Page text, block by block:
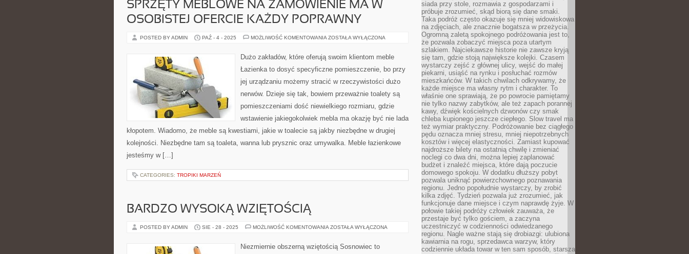
SPRZĘTY MEBLOWE NA ZAMÓWIENIE MA W
OSOBISTEJ OFERCIE KAŻDY POPRAWNY
POSTED BY ADMIN PAŹ - 4 - 2025 MOŻLIWOŚĆ KOMENTOWANIA SPRZĘTY
ZAMÓWIENIE
MA
OSOBISTEJ
KAŻDY
ZOSTAŁA WYŁĄCZONA
Dużo zakładów, które oferują swoim klientom meble
Łazienka to dosyć specyficzne pomieszczenie, bo przy
jej urządzaniu możemy stracić w rzeczywistości dużo
nerwów. Dzieje się tak, bowiem przeważnie toalety są
pomieszczeniami dość niewielkiego rozmiaru, gdzie
wstawienie jakiegokolwiek mebla ma okazję być nie lada
kłopotem. Wiadomo, że meble są kwestiami, jakie w toalecie są jakby niezbędne w drugiej
kolejności. Niezbędne tam są toaleta, wanna lub prysznic oraz umywalka. Meble łazienkowe
jesteśmy w […]
CATEGORIES: TROPIKI MARZEŃ
BARDZO WYSOKĄ WZIĘTOŚCIĄ
POSTED BY ADMIN SIE - 28 - 2025 MOŻLIWOŚĆ KOMENTOWANIA BARDZO
ZOSTAŁA WYŁĄCZONA
Niezmiernie obszerną wziętością Sosnowiec to
siada przy stole, rozmawia z gospodarzami i
próbuje zrozumieć, skąd biorą się dane smaki.
Taka podróż często okazuje się mniej widowiskowa
na zdjęciach, ale znacznie bogatsza w przeżycia.
Ogromną zaletą spokojnego podróżowania jest to,
że pozwala zobaczyć miejsca poza utartym
szlakiem. Najciekawsze historie nie zawsze kryją
się tam, gdzie stoją największe kolejki. Czasem
wystarczy zejść z głównej ulicy, wejść do małej
piekarni, usiąść na rynku i posłuchać rozmów
mieszkańców. W takich chwilach odkrywamy, że
każde miejsce ma własny rytm i charakter. To
właśnie one sprawiają, że po powrocie pamiętamy
nie tylko nazwy zabytków, ale też zapach porannej
kawy, dźwięk kościelnych dzwonów czy smak
chleba kupionego jeszcze ciepłego. Slow travel ma
też wymiar praktyczny. Podróżowanie bez ciągłego
pędu oznacza mniej stresu, mniej niepotrzebnych
kosztów i więcej elastyczności. Zamiast kupować
najdroższe bilety na ostatnią chwilę i zmieniać
noclegi co dwa dni, można lepiej zaplanować
budżet i znaleźć miejsca, które dają poczucie
domowego spokoju. W dodatku dłuższy pobyt
pozwala uniknąć powierzchownego poznawania
regionu. Jedno popołudnie wystarczy, by zrobić
kilka zdjęć. Tydzień pozwala już zrozumieć, jak
funkcjonuje dane miejsce i czym naprawdę żyje. W
połowie takiej podróży człowiek zauważa, że
przestaje być tylko gościem, a zaczyna
uczestniczyć w codzienności odwiedzanego
regionu. Nagle ważne stają się drobiazgi: ulubiona
kawiarnia na rogu, sprzedawca warzyw, który
codziennie układa towar w ten sam sposób, starsza